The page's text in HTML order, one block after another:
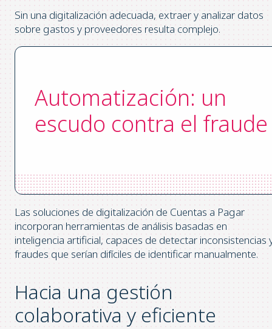
Sin una digitalización adecuada, extraer y analizar datos
sobre gastos y proveedores resulta complejo.
Automatización: un
escudo contra el fraude
Las soluciones de digitalización de Cuentas a Pagar
incorporan herramientas de análisis basadas en
inteligencia artificial, capaces de detectar inconsistencias
fraudes que serían difíciles de identificar manualmente.
Hacia una gestión
colaborativa y eficiente